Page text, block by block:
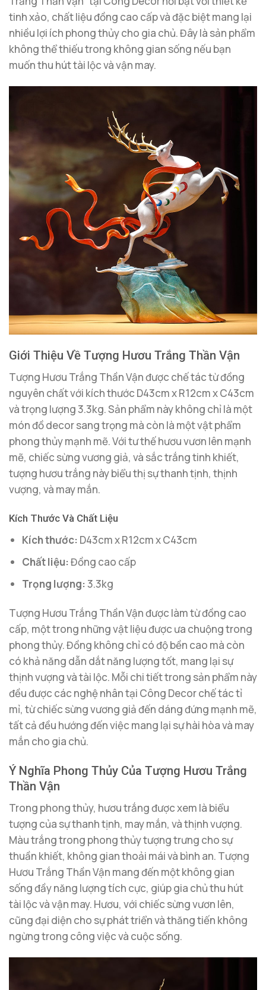
tinh xảo, chất liệu đồng cao cấp và đặc biệt mang lại
nhiều lợi ích phong thủy cho gia chủ. Đây là sản phẩm
không thể thiếu trong không gian sống nếu bạn
muốn thu hút tài lộc và vận may.
Giới Thiệu Về Tượng Hươu Trắng Thần Vận
Tượng Hươu Trắng Thần Vận được chế tác từ đồng
nguyên chất với kích thước D43cm x R12cm x C43cm
và trọng lượng 3.3kg. Sản phẩm này không chỉ là một
món đồ decor sang trọng mà còn là một vật phẩm
phong thủy mạnh mẽ. Với tư thế hươu vươn lên mạnh
mẽ, chiếc sừng vương giả, và sắc trắng tinh khiết,
tượng hươu trắng này biểu thị sự thanh tịnh, thịnh
vượng, và may mắn.
Kích Thước Và Chất Liệu
Kích thước: D43cm x R12cm x C43cm
Chất liệu:Đồng cao cấp
Trọng lượng:3.3kg
Tượng Hươu Trắng Thần Vận được làm từ đồng cao
cấp, một trong những vật liệu được ưa chuộng trong
phong thủy. Đồng không chỉ có độ bền cao mà còn
có khả năng dẫn dắt năng lượng tốt, mang lại sự
thịnh vượng và tài lộc. Mỗi chi tiết trong sản phẩm này
đều được các nghệ nhân tại Công Decor chế tác tỉ
mỉ, từ chiếc sừng vương giả đến dáng đứng mạnh mẽ,
tất cả đều hướng đến việc mang lại sự hài hòa và may
mắn cho gia chủ.
Ý Nghĩa Phong Thủy Của Tượng Hươu Trắng
Thần Vận
Trong phong thủy, hươu trắng được xem là biểu
tượng của sự thanh tịnh, may mắn, và thịnh vượng.
Màu trắng trong phong thủy tượng trưng cho sự
thuần khiết, không gian thoải mái và bình an. Tượng
Hươu Trắng Thần Vận mang đến một không gian
sống đầy năng lượng tích cực, giúp gia chủ thu hút
tài lộc và vận may. Hươu, với chiếc sừng vươn lên,
cũng đại diện cho sự phát triển và thăng tiến không
ngừng trong công việc và cuộc sống.